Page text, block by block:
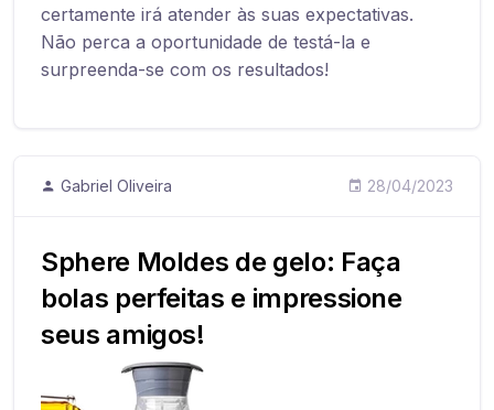
certamente irá atender às suas expectativas.
Não perca a oportunidade de testá-la e
surpreenda-se com os resultados!
Gabriel Oliveira 28/04/2023
Sphere Moldes de gelo: Faça
bolas perfeitas e impressione
seus amigos!